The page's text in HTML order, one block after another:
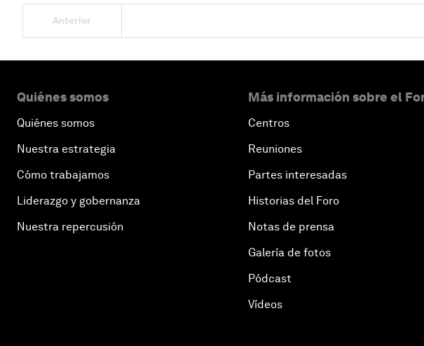
Anterior
Quiénes somos
Quiénes somos
Nuestra estrategia
Cómo trabajamos
Liderazgo y gobernanza
Nuestra repercusión
Más información sobre el
Centros
Reuniones
Partes interesadas
Historias del Foro
Notas de prensa
Galería de fotos
Pódcast
Vídeos